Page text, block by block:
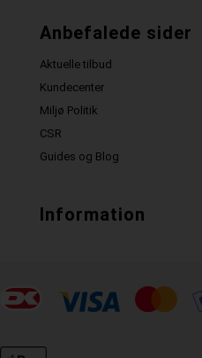
Anbefalede sider
Aktuelle tilbud
Kundecenter
Miljø Politik
CSR
Guides og Blog
Information